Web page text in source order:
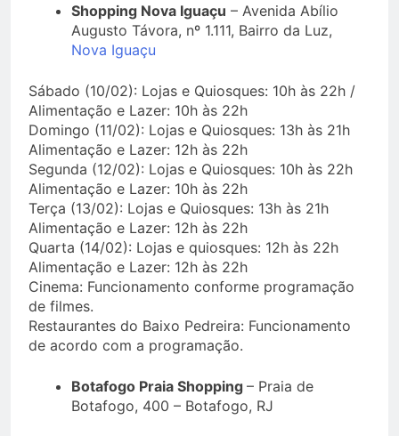
Shopping Nova Iguaçu – Avenida Abílio
Augusto Távora, nº 1.111, Bairro da Luz,
Nova Iguaçu
Sábado (10/02): Lojas e Quiosques: 10h às 22h /
Alimentação e Lazer: 10h às 22h
Domingo (11/02): Lojas e Quiosques: 13h às 21h
Alimentação e Lazer: 12h às 22h
Segunda (12/02): Lojas e Quiosques: 10h às 22h
Alimentação e Lazer: 10h às 22h
Terça (13/02): Lojas e Quiosques: 13h às 21h
Alimentação e Lazer: 12h às 22h
Quarta (14/02): Lojas e quiosques: 12h às 22h
Alimentação e Lazer: 12h às 22h
Cinema: Funcionamento conforme programação
de filmes.
Restaurantes do Baixo Pedreira: Funcionamento
de acordo com a programação.
Botafogo Praia Shopping – Praia de
Botafogo, 400 – Botafogo, RJ